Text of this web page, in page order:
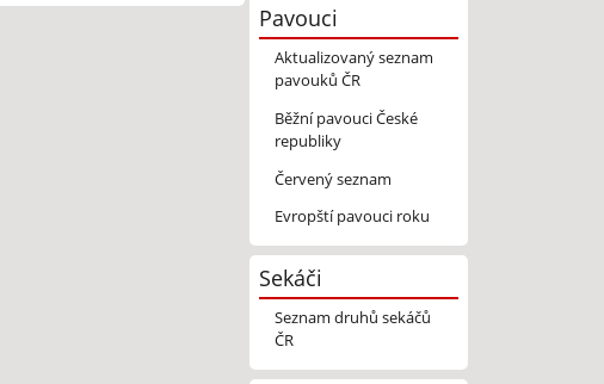
Pavouci
Aktualizovaný seznam
pavouků ČR
Běžní pavouci České
republiky
Červený seznam
Evropští pavouci roku
Sekáči
Seznam druhů sekáčů
ČR